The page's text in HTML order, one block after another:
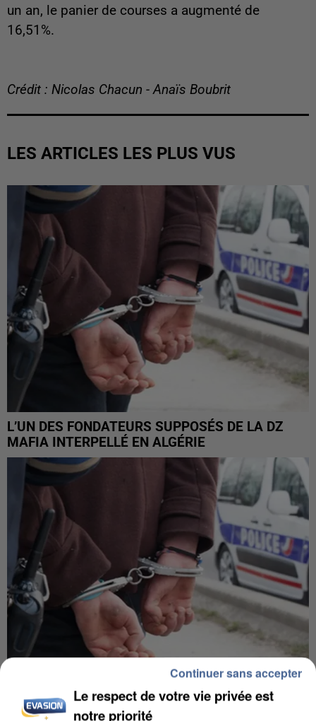
un an, le panier de courses a augmenté de
16,51%.
Crédit : Nicolas Chacun - Anaïs Boubrit
LES ARTICLES LES PLUS VUS
L’UN DES FONDATEURS SUPPOSÉS DE LA DZ
MAFIA INTERPELLÉ EN ALGÉRIE
UN SECOND CADRE DE LA DZ MAFIA
INTERPELLÉ EN ALGÉRIE
Le respect de votre vie privée est
notre priorité
Continuer sans accepter